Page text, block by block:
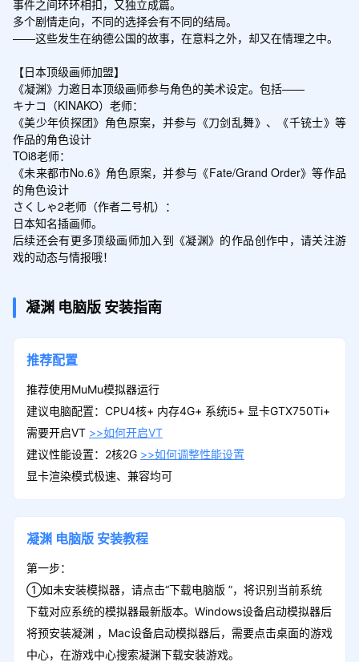
事件之间环环相扣，又独立成篇。
多个剧情走向，不同的选择会有不同的结局。
——这些发生在纳德公国的故事，在意料之外，却又在情理之中。
【日本顶级画师加盟】
《凝渊》力邀日本顶级画师参与角色的美术设定。包括——
キナコ（KINAKO）老师：
《美少年侦探团》角色原案，并参与《刀剑乱舞》、《千铳士》等
作品的角色设计
TOi8老师：
《未来都市No.6》角色原案，并参与《Fate/Grand Order》等作品
的角色设计
さくしゃ2老师（作者二号机）：
日本知名插画师。
后续还会有更多顶级画师加入到《凝渊》的作品创作中，请关注游
戏的动态与情报哦！
凝渊 电脑版 安装指南
推荐配置
推荐使用MuMu模拟器运行
建议电脑配置：CPU4核+ 内存4G+ 系统i5+ 显卡GTX750Ti+
需要开启VT >>如何开启VT
建议性能设置：2核2G >>如何调整性能设置
显卡渲染模式极速、兼容均可
凝渊 电脑版 安装教程
第一步：
①如未安装模拟器，请点击“下载电脑版 ”，将识别当前系统
下载对应系统的模拟器最新版本。Windows设备启动模拟器后
将预安装凝渊 ，Mac设备启动模拟器后，需要点击桌面的游戏
中心，在游戏中心搜索凝渊下载安装游戏。